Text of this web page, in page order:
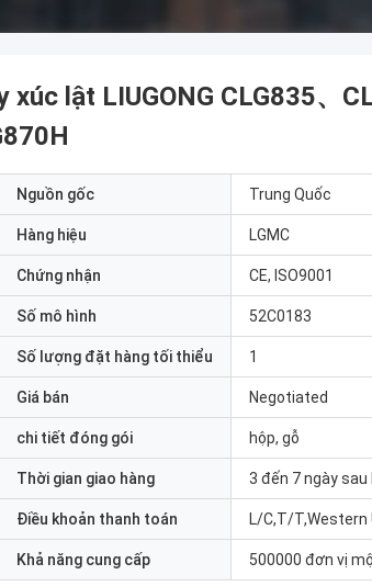
lật LIUGONG CLG835、
Nguồn gốc Trung Quốc
Hàng hiệu LGMC
Chứng nhận CE, ISO9001
Số mô hình 52C0183
Số lượng đặt hàng tối thiểu 1
Giá bán Negotiated
chi tiết đóng gói hộp, gỗ
Thời gian giao hàng 3 đến 7 ngày
Điều khoản thanh toán L/C,T/T,Western
Khả năng cung cấp 500000 đơn vị